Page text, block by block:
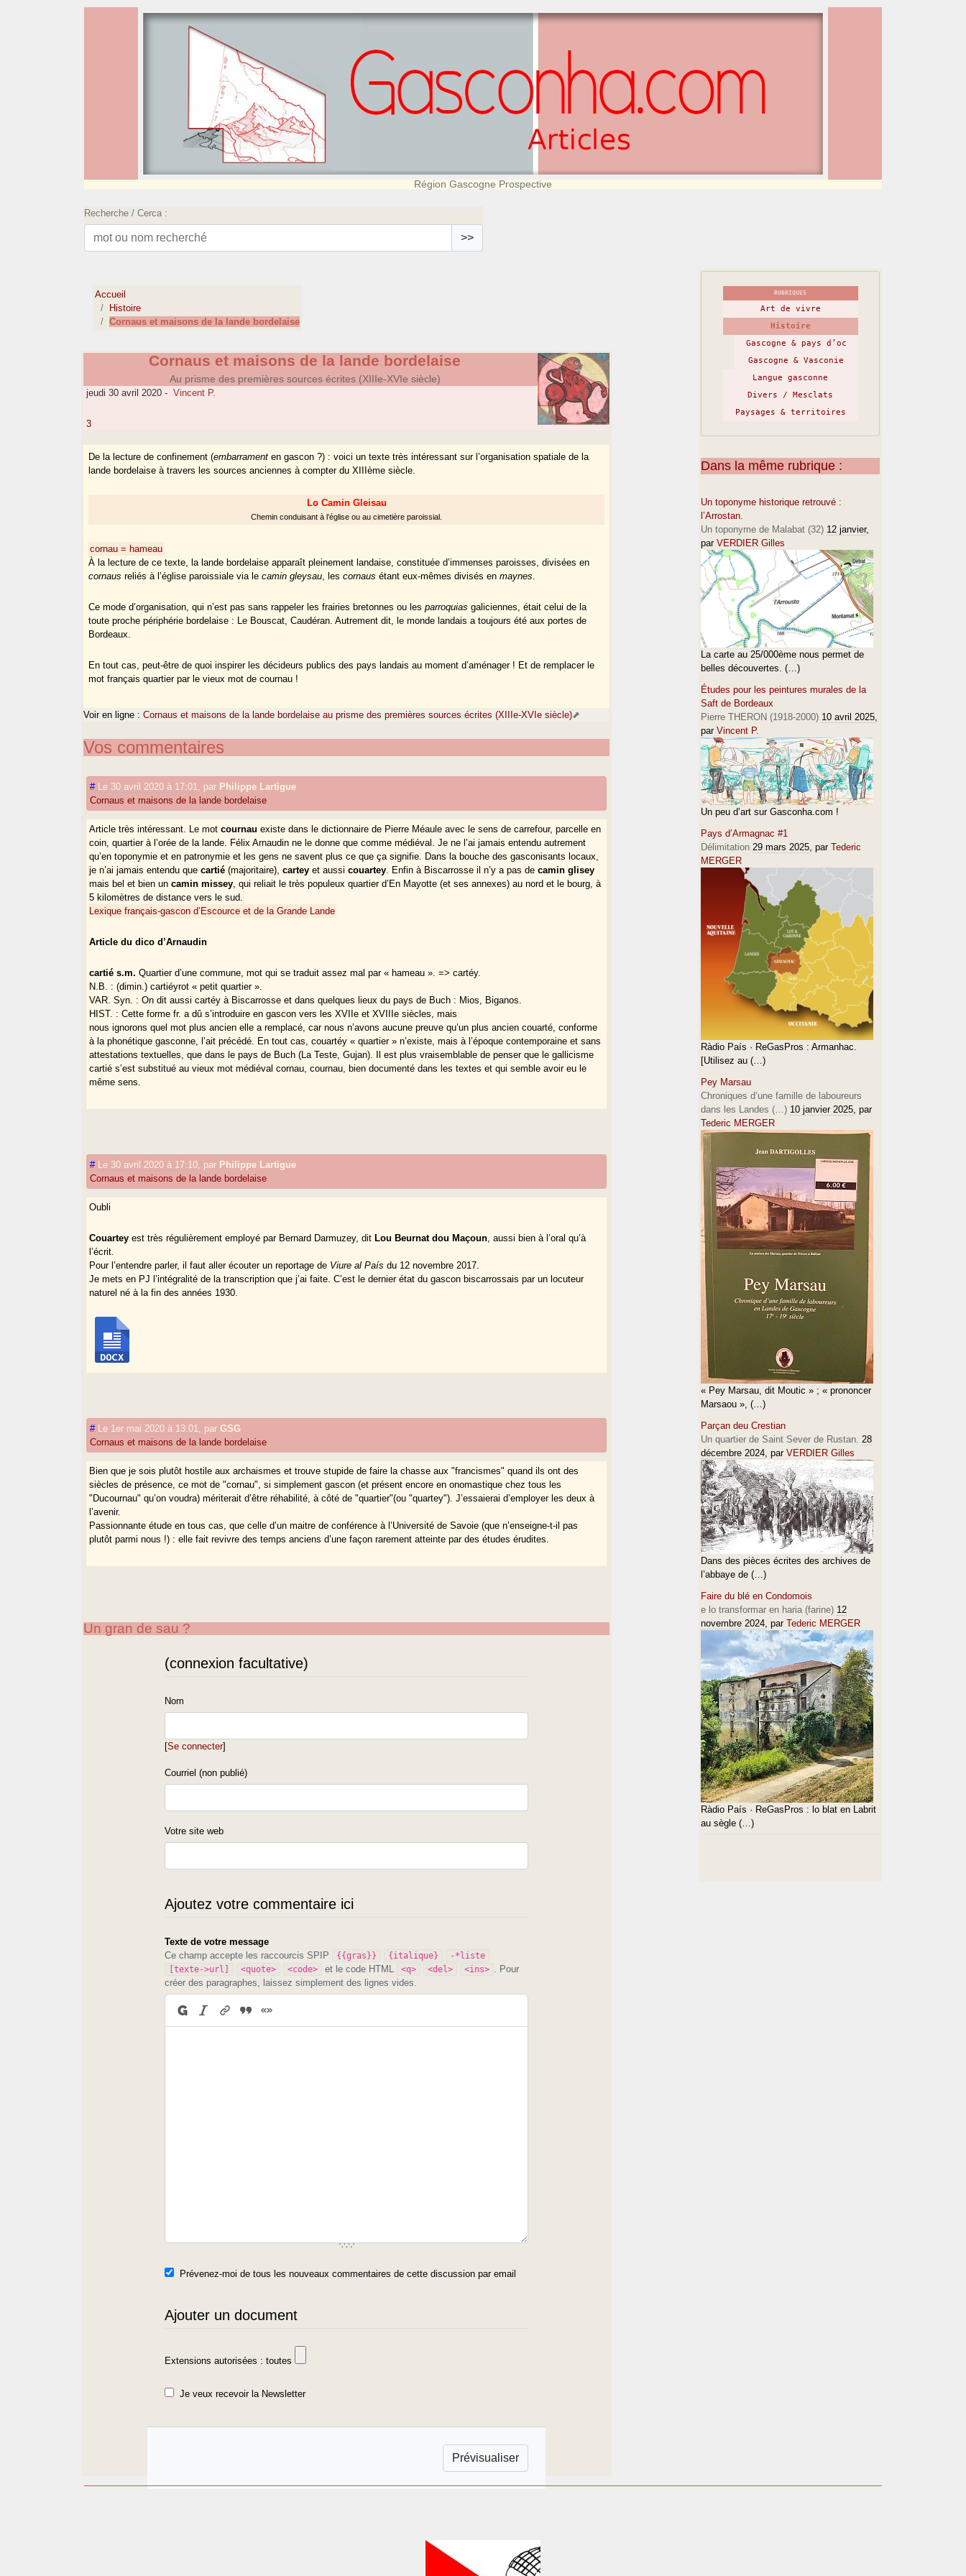
Région Gascogne Prospective
Recherche / Cerca :
>>
Accueil
Histoire
Cornaus et maisons de la lande bordelaise
Cornaus et maisons de la lande bordelaise
Au prisme des premières sources écrites (XIIIe-XVIe siècle)
jeudi 30 avril 2020 - Vincent P.
3
De la lecture de confinement (embarrament en gascon ?) : voici un texte très intéressant sur l’organisation spatiale de la
lande bordelaise à travers les sources anciennes à compter du XIIIème siècle.
Lo Camin Gleisau
Chemin conduisant à l’église ou au cimetière paroissial.
cornau = hameau
À la lecture de ce texte, la lande bordelaise apparaît pleinement landaise, constituée d’immenses paroisses, divisées en
cornaus reliés à l’église paroissiale via lecamin gleysau, lescornaus étant eux-mêmes divisés enmaynes.
Ce mode d’organisation, qui n’est pas sans rappeler les frairies bretonnes ou lesparroquias galiciennes, était celui de la
toute proche périphérie bordelaise : Le Bouscat, Caudéran. Autrement dit, le monde landais a toujours été aux portes de
Bordeaux.
En tout cas, peut-être de quoi inspirer les décideurs publics des pays landais au moment d’aménager ! Et de remplacer le
mot français quartier par le vieux mot de cournau !
Voir en ligne :Cornaus et maisons de la lande bordelaise au prisme des premières sources écrites (XIIIe-XVIe siècle)
Vos commentaires
# Le 30 avril 2020 à 17:01 par Philippe Lartigue
Cornaus et maisons de la lande bordelaise
Article très intéressant. Le motcournau existe dans le dictionnaire de Pierre Méaule avec le sens de carrefour, parcelle en
coin, quartier à l’orée de la lande. Félix Arnaudin ne le donne que comme médiéval. Je ne l’ai jamais entendu autrement
qu’en toponymie et en patronymie et les gens ne savent plus ce que ça signifie. Dans la bouche des gasconisants locaux,
je n’ai jamais entendu quecartié (majoritaire),cartey et aussicouartey . Enfin à Biscarrosse il n’y a pas decamin glisey
mais bel et bien uncamin missey , qui reliait le très populeux quartier d’En Mayotte (et ses annexes) au nord et le bourg, à
5 kilomètres de distance vers le sud.
Lexique français-gascon d’Escource et de la Grande Lande
Article du dico d’Arnaudin
cartié s.m. Quartier d’une commune, mot qui se traduit assez mal par « hameau ». => cartéy.
N.B. : (dimin.) cartiéyrot « petit quartier ».
VAR. Syn. : On dit aussi cartéy à Biscarrosse et dans quelques lieux du pays de Buch : Mios, Biganos.
HIST. : Cette forme fr. a dû s’introduire en gascon vers les XVIIe et XVIIIe siècles, mais
nous ignorons quel mot plus ancien elle a remplacé, car nous n’avons aucune preuve qu’un plus ancien couarté, conforme
à la phonétique gasconne, l’ait précédé. En tout cas, couartéy « quartier » n’existe, mais à l’époque contemporaine et sans
attestations textuelles, que dans le pays de Buch (La Teste, Gujan). Il est plus vraisemblable de penser que le gallicisme
cartié s’est substitué au vieux mot médiéval cornau, cournau, bien documenté dans les textes et qui semble avoir eu le
même sens.
# Le 30 avril 2020 à 17:10 par Philippe Lartigue
Cornaus et maisons de la lande bordelaise
Oubli
Couartey est très régulièrement employé par Bernard Darmuzey, ditLou Beurnat dou Maçoun , aussi bien à l’oral qu’à
l’écrit.
Pour l’entendre parler, il faut aller écouter un reportage de Viure al País du 12 novembre 2017.
Je mets en PJ l’intégralité de la transcription que j’ai faite. C’est le dernier état du gascon biscarrossais par un locuteur
naturel né à la fin des années 1930.
# Le 1er mai 2020 à 13:01 parGSG
Cornaus et maisons de la lande bordelaise
Bien que je sois plutôt hostile aux archaismes et trouve stupide de faire la chasse aux "francismes" quand ils ont des
siècles de présence, ce mot de "cornau", si simplement gascon (et présent encore en onomastique chez tous les
"Ducournau" qu’on voudra) mériterait d’être réhabilité, à côté de "quartier"(ou "quartey"). J’essaierai d’employer les deux à
l’avenir.
Passionnante étude en tous cas, que celle d’un maitre de conférence à l’Université de Savoie (que n’enseigne-t-il pas
plutôt parmi nous !) : elle fait revivre des temps anciens d’une façon rarement atteinte par des études érudites.
Un gran de sau ?
(connexion facultative)
Nom
[Se connecter]
Courriel (non publié)
Votre site web
Ajoutez votre commentaire ici
Texte de votre message
Ce champ accepte les raccourcis SPIP
{{gras}} {italique}
-*liste
[texte->url]
<quote> <code> et le code HTML <q> <del> <ins>
. Pour
créer des paragraphes, laissez simplement des lignes vides.
Prévenez-moi de tous les nouveaux commentaires de cette discussion par email
Ajouter un document
Extensions autorisées : toutes
Je veux recevoir la Newsletter
RUBRIQUES
Art de vivre
Histoire
Gascogne & pays d’oc
Gascogne & Vasconie
Langue gasconne
Divers / Mesclats
Paysages & territoires
Dans la même rubrique :
Un toponyme historique retrouvé :
l’Arrostan.
Un toponyme de Malabat (32) 12 janvier,
par VERDIER Gilles
La carte au 25/000ème nous permet de
belles découvertes. (…)
Études pour les peintures murales de la
Saft de Bordeaux
Pierre THERON (1918-2000) 10 avril 2025,
par Vincent P.
Un peu d’art sur Gasconha.com !
Pays d’Armagnac #1
Délimitation 29 mars 2025, par Tederic
MERGER
Ràdio País · ReGasPros : Armanhac.
[Utilisez au (…)
Pey Marsau
Chroniques d’une famille de laboureurs
dans les Landes (…) 10 janvier 2025, par
Tederic MERGER
« Pey Marsau, dit Moutic » ; « prononcer
Marsaou », (…)
Parçan deu Crestian
Un quartier de Saint Sever de Rustan. 28
décembre 2024, par VERDIER Gilles
Dans des pièces écrites des archives de
l’abbaye de (…)
Faire du blé en Condomois
e lo transformar en haria (farine) 12
novembre 2024, par Tederic MERGER
Ràdio País · ReGasPros : lo blat en Labrit
au sègle (…)